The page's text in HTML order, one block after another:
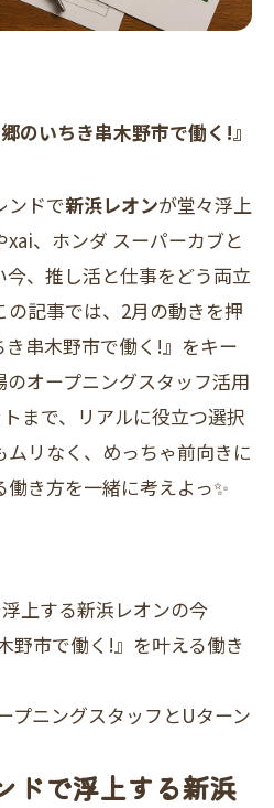
のいちき串木野市で働く!』
ンドで新浜レオンが堂々浮上
、ホンダ スーパーカブと
、推し活と仕事をどう両立
記事では、2月の動きを押
串木野市で働く!』をキー
オープニングスタッフ活用
まで、リアルに役立つ選択
リなく、めっちゃ前向きに
働き方を一緒に考えよっ✨
上する新浜レオンの今
野市で働く!』を叶える働き
プニングスタッフとUターン
で浮上する新浜